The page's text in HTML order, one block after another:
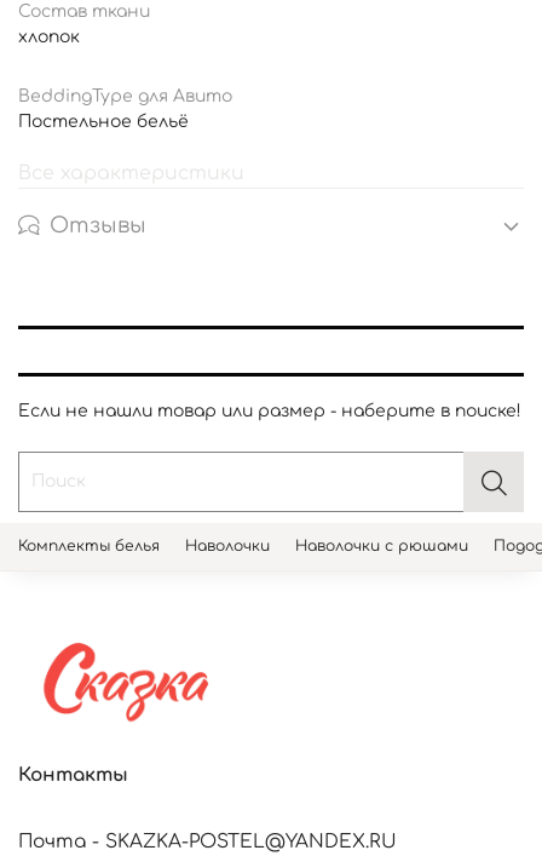
Состав ткани
хлопок
BeddingType для Авито
Постельное бельё
Все характеристики
Отзывы
Если не нашли товар или размер - наберите в поиске!
Комплекты белья Наволочки Наволочки с рюшами
Контакты
Почта - SKAZKA-POSTEL@YANDEX.RU